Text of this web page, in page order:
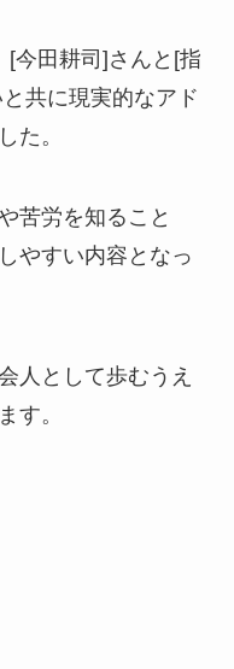
[今田耕司]さんと[指
共に現実的なアド
た。
苦労を知ること
やすい内容となっ
人として歩むうえ
す。